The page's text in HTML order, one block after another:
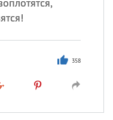
358